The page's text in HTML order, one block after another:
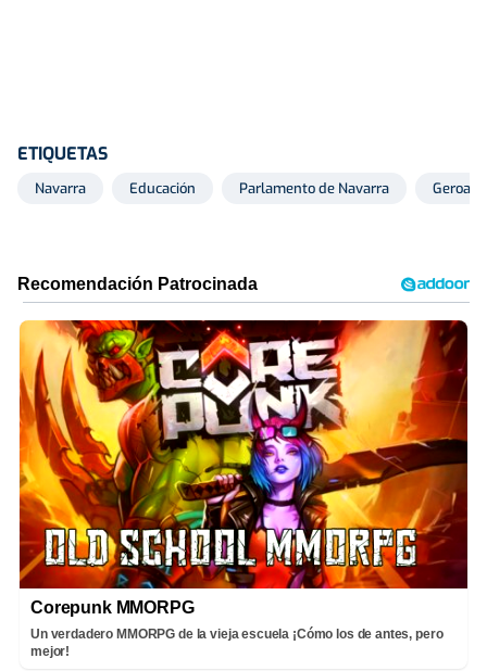
ETIQUETAS
Navarra Educación Parlamento de Navarra Geroa
Corepunk MMORPG
Un verdadero MMORPG de la vieja escuela ¡Cómo los de antes, pero
mejor!